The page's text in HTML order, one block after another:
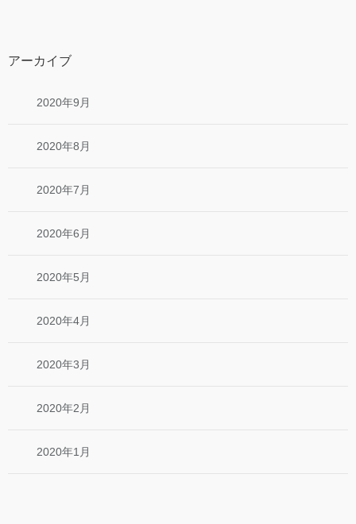
アーカイブ
2020年9月
2020年8月
2020年7月
2020年6月
2020年5月
2020年4月
2020年3月
2020年2月
2020年1月